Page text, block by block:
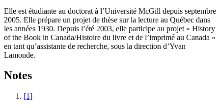
Elle est étudiante au doctorat à l’Université McGill depuis septembre
2005. Elle prépare un projet de thèse sur la lecture au Québec dans
les années 1930. Depuis l’été 2003, elle participe au projet « History
of the Book in Canada/Histoire du livre et de l’imprimé au Canada »
en tant qu’assistante de recherche, sous la direction d’Yvan
Lamonde.
Notes
[1]